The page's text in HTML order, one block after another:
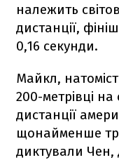
належить
дистанції,
0,16 секунди.
Майкл,
200-метрівці на
дистанції
щонайменше
диктували Чен,